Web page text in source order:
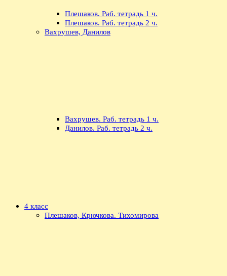
Плешаков. Раб. тетрадь 1 ч.
Плешаков. Раб. тетрадь 2 ч.
Вахрушев, Данилов
Вахрушев. Раб. тетрадь 1 ч.
Данилов. Раб. тетрадь 2 ч.
4 класс
Плешаков, Крючкова. Тихомирова